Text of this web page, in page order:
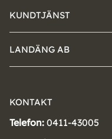
KUNDTJÄNST
LANDÄNG AB
KONTAKT
Telefon: 0411-43005